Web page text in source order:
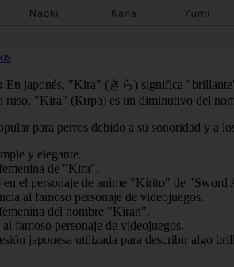
En japonés, "Kira" (きら) significa
ruso, "Kira" (Кира) es un diminutivo del
para perros debido a su sonoridad y a
y elegante.
de "Kira".
en el personaje de anime "Kirito" de "Sword
al famoso personaje de videojuegos.
del nombre "Kiran".
famoso personaje de videojuegos.
japonesa utilizada para describir algo